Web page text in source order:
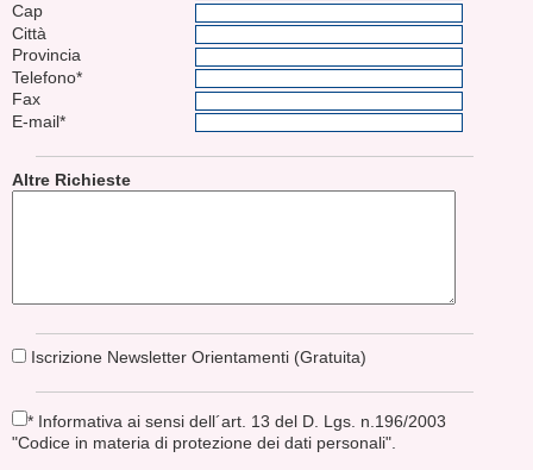
Cap
Città
Provincia
Telefono*
Fax
E-mail*
Altre Richieste
Iscrizione Newsletter Orientamenti (Gratuita)
* Informativa ai sensi dell´art. 13 del D. Lgs. n.196/2003
"Codice in materia di protezione dei dati personali".